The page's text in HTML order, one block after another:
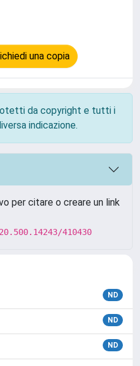
una copia
da copyright e tutti i
indicazione.
per citare o creare un link
410430
ND
ND
ND